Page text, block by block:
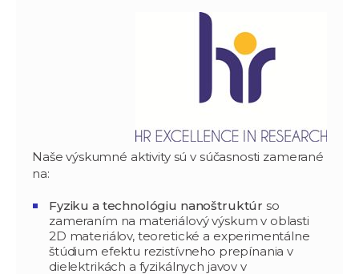
Naše výskumné aktivity sú v súčasnosti zamerané
na:
Fyziku a technológiu nanoštruktúr so
zameraním na materiálový výskum v oblasti
2D materiálov, teoretické a experimentálne
štúdium efektu rezistívneho prepínania v
dielektrikách a fyzikálnych javov v